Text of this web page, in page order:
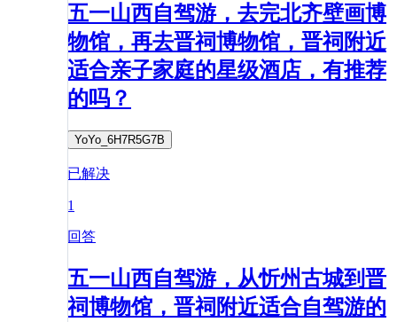
五一山西自驾游，去完北齐壁画博
物馆，再去晋祠博物馆，晋祠附近
适合亲子家庭的星级酒店，有推荐
的吗？
YoYo_6H7R5G7B
已解决
1
回答
五一山西自驾游，从忻州古城到晋
祠博物馆，晋祠附近适合自驾游的